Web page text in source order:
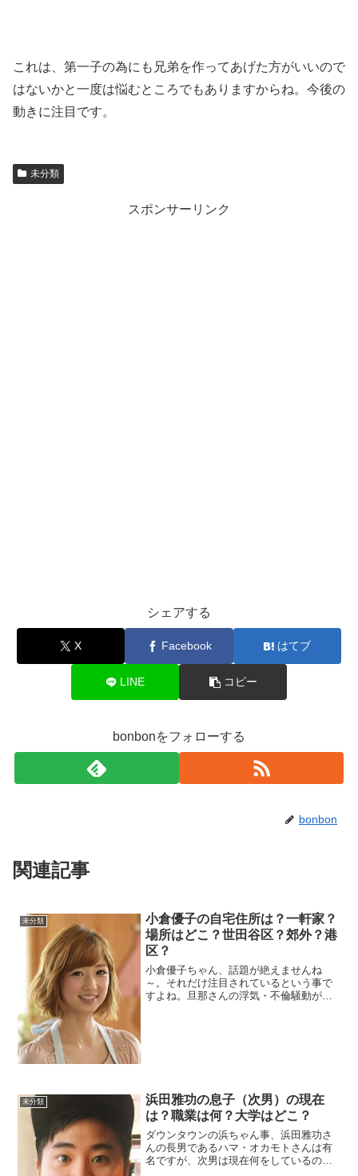
これは、第一子の為にも兄弟を作ってあげた方がいいので
はないかと一度は悩むところでもありますからね。今後の
動きに注目です。
未分類
スポンサーリンク
シェアする
X Facebook はてブ
LINE コピー
bonbonをフォローする
bonbon
関連記事
未分類
小倉優子の自宅住所は？一軒家？
場所はどこ？世田谷区？郊外？港
区？
小倉優子ちゃん、話題が絶えませんね
～。それだけ注目されているという事で
すよね。旦那さんの浮気・不倫騒動があ
未分類
浜田雅功の息子（次男）の現在
は？職業は何？大学はどこ？
ダウンタウンの浜ちゃん事、浜田雅功さ
んの長男であるハマ・オカモトさんは有
名ですが、次男は現在何をしているの